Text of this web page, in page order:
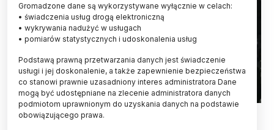
Źródło: dr Karol Bartkiewicz
Gromadzone dane są wykorzystywane wyłącznie w celach:
• świadczenia usług drogą elektroniczną
• wykrywania nadużyć w usługach
• pomiarów statystycznych i udoskonalenia usług
Podstawą prawną przetwarzania danych jest świadczenie
usługi i jej doskonalenie, a także zapewnienie bezpieczeństwa
co stanowi prawnie uzasadniony interes administratora Dane
mogą być udostępniane na zlecenie administratora danych
podmiotom uprawnionym do uzyskania danych na podstawie
obowiązującego prawa.